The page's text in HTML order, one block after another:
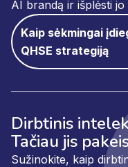
AI brandą ir išplėsti
Kaip sėkmingai
QHSE strategiją
Dirbtinis
Tačiau jis
Sužinokite, kaip